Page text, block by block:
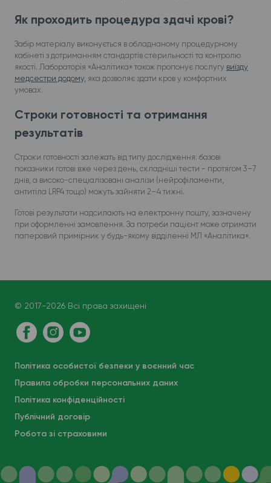
Як проходить процедура здачі крові?
Забір матеріалу виконується в обладнаному процедурному
кабінеті з дотриманням стандартів стерильності та контролю
якості. Лабораторія «Аналітика» також пропонує послугу виїзду
медсестри додому, яка дозволяє здати кров у комфортних
умовах.
Строки готовності та отримання
результатів
Строки готовності залежать від типу дослідження: базові
показники готові вже через день, складніші тести - протягом 3–7
днів, а високо-спеціалізовані аналізи (нейрофіламенти,
антитіла LRP4 тощо) можуть зайняти 2–4 тижні.
Готові результати надсилають на електронну пошту, зазначену
при оформленні замовлення. За потреби пацієнт може отримати
паперовий примірник у будь-якому відділенні МЛ «Аналітика».
© 2017-2026 Всі права захищені
Політика особистої безпеки у воєнний час
Правила обробки персональних даних
Політика конфіденційності
Публічний договір
Робота зі страховими